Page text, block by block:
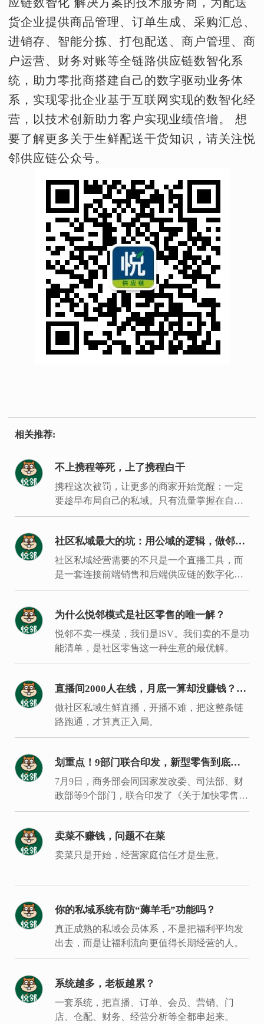
货企业提供商品管理、订单生成、采购汇总、
进销存、智能分拣、打包配送、商户管理、商
户运营、财务对账等全链路供应链数智化系
统，助力零批商搭建自己的数字驱动业务体
系，实现零批企业基于互联网实现的数智化经
营，以技术创新助力客户实现业绩倍增。 想
要了解更多关于生鲜配送干货知识，请关注悦
邻供应链公众号。
相关推荐:
不上携程等死，上了携程白干
携程这次被罚，让更多的商家开始觉醒：一定
要趁早布局自己的私域。只有流量掌握在自己
手里，才能建立经营主场，拿回经营主动权。
社区私域最大的坑：用公域的逻辑，做邻居
的生意
社区私域经营需要的不只是一个直播工具，而
是一套连接前端销售和后端供应链的数字化履
约体系。
为什么悦邻模式是社区零售的唯一解？
悦邻不卖一棵菜，我们是ISV。我们卖的不是功
能清单，是社区零售这一种生意的最优解。
直播间2000人在线，月底一算却没赚钱？入
局同城生鲜要过的是这7关
做社区私域生鲜直播，开播不难，把这整条链
路跑通，才算真正入局。
划重点！9部门联合印发，新型零售到底新
在哪里？
7月9日，商务部会同国家发改委、司法部、财
政部等9个部门，联合印发了《关于加快零售业
创新发展的意见》。
卖菜不赚钱，问题不在菜
卖菜只是开始，经营家庭信任才是生意。
你的私域系统有防“薅羊毛”功能吗？
真正成熟的私域会员体系，不是把福利平均发
出去，而是让福利流向更值得长期经营的人。
系统越多，老板越累？
一套系统，把直播、订单、会员、营销、门
店、仓配、财务、经营分析等全都串起来。